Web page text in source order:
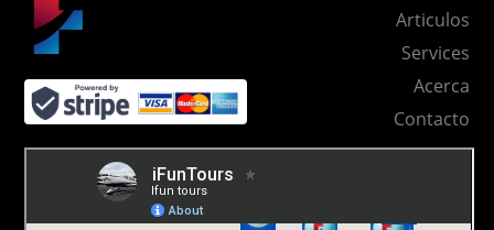
Articulos
Services
Acerca
Contacto